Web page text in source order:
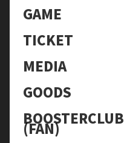
GAME
TICKET
MEDIA
GOODS
BOOSTERCLUB
(FAN)